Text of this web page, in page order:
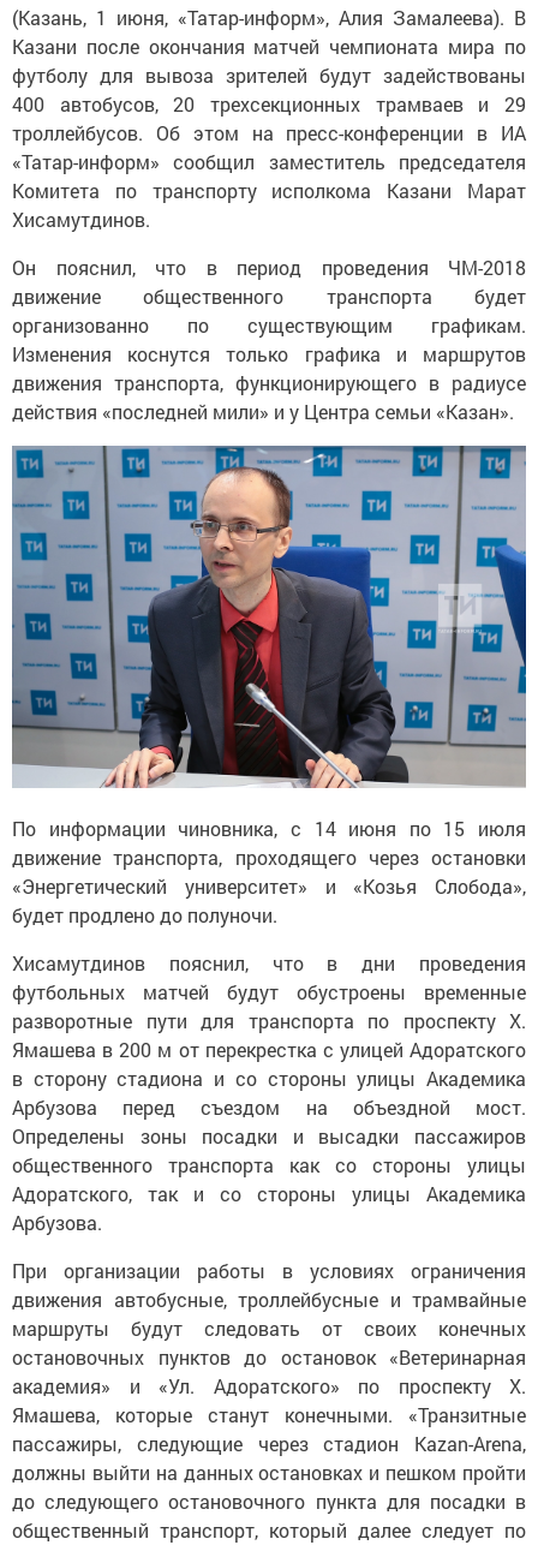
(Казань, 1 июня, «Татар-информ», Алия Замалеева). В
Казани после окончания матчей чемпионата мира по
футболу для вывоза зрителей будут задействованы
400 автобусов, 20 трехсекционных трамваев и 29
троллейбусов. Об этом на пресс-конференции в ИА
«Татар-информ» сообщил заместитель председателя
Комитета по транспорту исполкома Казани Марат
Хисамутдинов.
Он пояснил, что в период проведения ЧМ-2018
движение общественного транспорта будет
организованно по существующим графикам.
Изменения коснутся только графика и маршрутов
движения транспорта, функционирующего в радиусе
действия «последней мили» и у Центра семьи «Казан».
По информации чиновника, с 14 июня по 15 июля
движение транспорта, проходящего через остановки
«Энергетический университет» и «Козья Слобода»,
будет продлено до полуночи.
Хисамутдинов пояснил, что в дни проведения
футбольных матчей будут обустроены временные
разворотные пути для транспорта по проспекту Х.
Ямашева в 200 м от перекрестка с улицей Адоратского
в сторону стадиона и со стороны улицы Академика
Арбузова перед съездом на объездной мост.
Определены зоны посадки и высадки пассажиров
общественного транспорта как со стороны улицы
Адоратского, так и со стороны улицы Академика
Арбузова.
При организации работы в условиях ограничения
движения автобусные, троллейбусные и трамвайные
маршруты будут следовать от своих конечных
остановочных пунктов до остановок «Ветеринарная
академия» и «Ул. Адоратского» по проспекту Х.
Ямашева, которые станут конечными. «Транзитные
пассажиры, следующие через стадион Kazan-Arena,
должны выйти на данных остановках и пешком пройти
до следующего остановочного пункта для посадки в
общественный транспорт, который далее следует по